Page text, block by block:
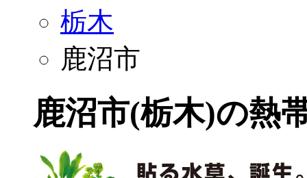
栃木
鹿沼市
鹿沼市(栃木)の熱